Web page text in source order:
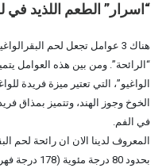
“اسرار” الطعم اللذيد في
هناك 3 عوامل تجعل لحم
“الرائحة”. ومن بين هذه العوامل
الواغيو”، التي تعتير ميزة فريدة
الخوخ وجوز الهند، وتتميز بمذاق
في الفم.
المعروف لدينا الان ان رائحة لحم
بحدود 80